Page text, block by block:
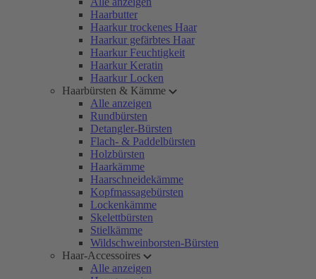
Haarbutter
Haarkur trockenes Haar
Haarkur gefärbtes Haar
Haarkur Feuchtigkeit
Haarkur Keratin
Haarkur Locken
Haarbürsten & Kämme
Alle anzeigen
Rundbürsten
Detangler-Bürsten
Flach- & Paddelbürsten
Holzbürsten
Haarkämme
Haarschneidekämme
Kopfmassagebürsten
Lockenkämme
Skelettbürsten
Stielkämme
Wildschweinborsten-Bürsten
Haar-Accessoires
Alle anzeigen